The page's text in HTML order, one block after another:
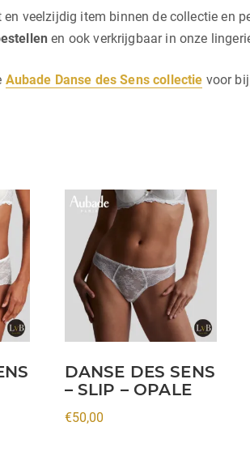
en veelzijdig item binnen de collectie en
en ook verkrijgbaar in onze
Aubade Danse des Sens collectie voor
DANSE DES SENS
– SLIP – OPALE
€50,00
Dit
product
heeft
meerdere
variaties.
Deze
optie
gekozen
worden
op